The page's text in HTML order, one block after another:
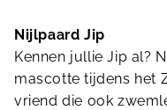
Nijlpaard Jip
Kennen jullie Jip al?
mascotte tijdens het
vriend die ook